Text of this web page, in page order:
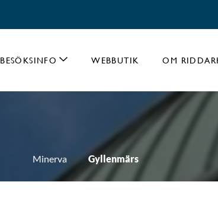
BESÖKSINFO WEBBUTIK OM
Minerva Gyllenmärs